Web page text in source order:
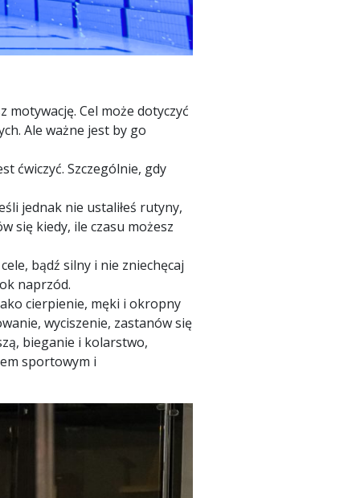
motywację. Cel może dotyczyć
Ale ważne jest by go
ćwiczyć. Szczególnie, gdy
jednak nie ustaliłeś rutyny,
się kiedy, ile czasu możesz
bądź silny i nie zniechęcaj
naprzód.
cierpienie, męki i okropny
wyciszenie, zastanów się
bieganie i kolarstwo,
sportowym i